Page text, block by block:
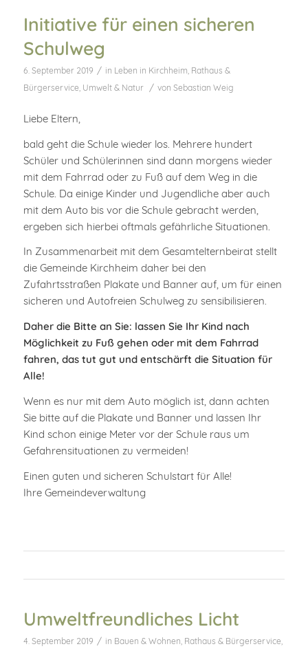
Initiative für einen sicheren
Schulweg
6. September 2019 / in Leben in Kirchheim, Rathaus &
Bürgerservice, Umwelt & Natur / von Sebastian Weig
Liebe Eltern,
bald geht die Schule wieder los. Mehrere hundert
Schüler und Schülerinnen sind dann morgens wieder
mit dem Fahrrad oder zu Fuß auf dem Weg in die
Schule. Da einige Kinder und Jugendliche aber auch
mit dem Auto bis vor die Schule gebracht werden,
ergeben sich hierbei oftmals gefährliche Situationen.
In Zusammenarbeit mit dem Gesamtelternbeirat stellt
die Gemeinde Kirchheim daher bei den
Zufahrtsstraßen Plakate und Banner auf, um für einen
sicheren und Autofreien Schulweg zu sensibilisieren.
Daher die Bitte an Sie: lassen Sie Ihr Kind nach
Möglichkeit zu Fuß gehen oder mit dem Fahrrad
fahren, das tut gut und entschärft die Situation für
Alle!
Wenn es nur mit dem Auto möglich ist, dann achten
Sie bitte auf die Plakate und Banner und lassen Ihr
Kind schon einige Meter vor der Schule raus um
Gefahrensituationen zu vermeiden!
Einen guten und sicheren Schulstart für Alle!
Ihre Gemeindeverwaltung
Umweltfreundliches Licht
4. September 2019 / in Bauen & Wohnen, Rathaus & Bürgerservice,